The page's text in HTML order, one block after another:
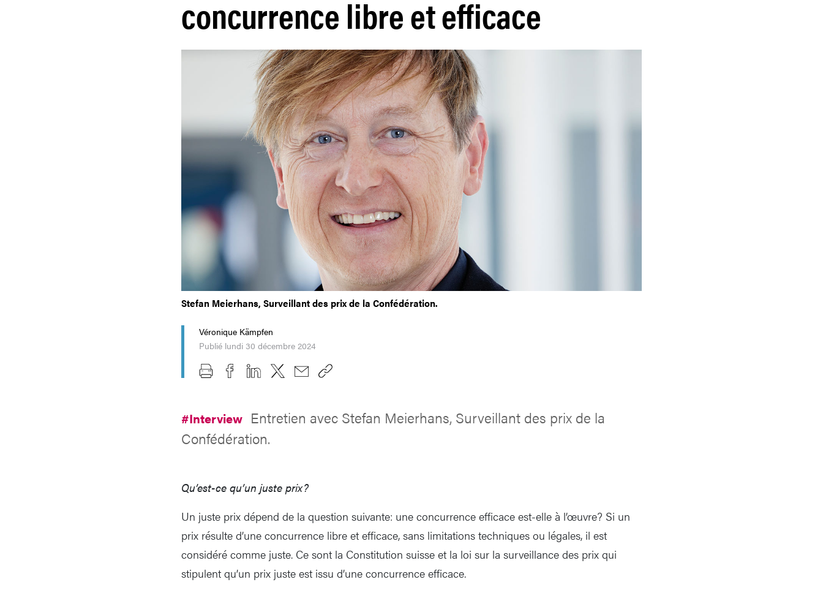
concurrence libre et efficace
Stefan Meierhans, Surveillant des prix de la Confédération.
Véronique Kämpfen
Publié lundi 30 décembre 2024
#Interview Entretien avec Stefan Meierhans, Surveillant des prix de la
Confédération.
Qu’est-ce qu’un juste prix?
Un juste prix dépend de la question suivante: une concurrence efficace est-elle à l’œuvre? Si un
prix résulte d’une concurrence libre et efficace, sans limitations techniques ou légales, il est
considéré comme juste. Ce sont la Constitution suisse et la loi sur la surveillance des prix qui
stipulent qu’un prix juste est issu d’une concurrence efficace.